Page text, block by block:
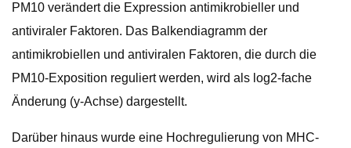
PM10 verändert die Expression antimikrobieller und
antiviraler Faktoren. Das Balkendiagramm der
antimikrobiellen und antiviralen Faktoren, die durch die
PM10-Exposition reguliert werden, wird als log2-fache
Änderung (y-Achse) dargestellt.
Darüber hinaus wurde eine Hochregulierung von MHC-